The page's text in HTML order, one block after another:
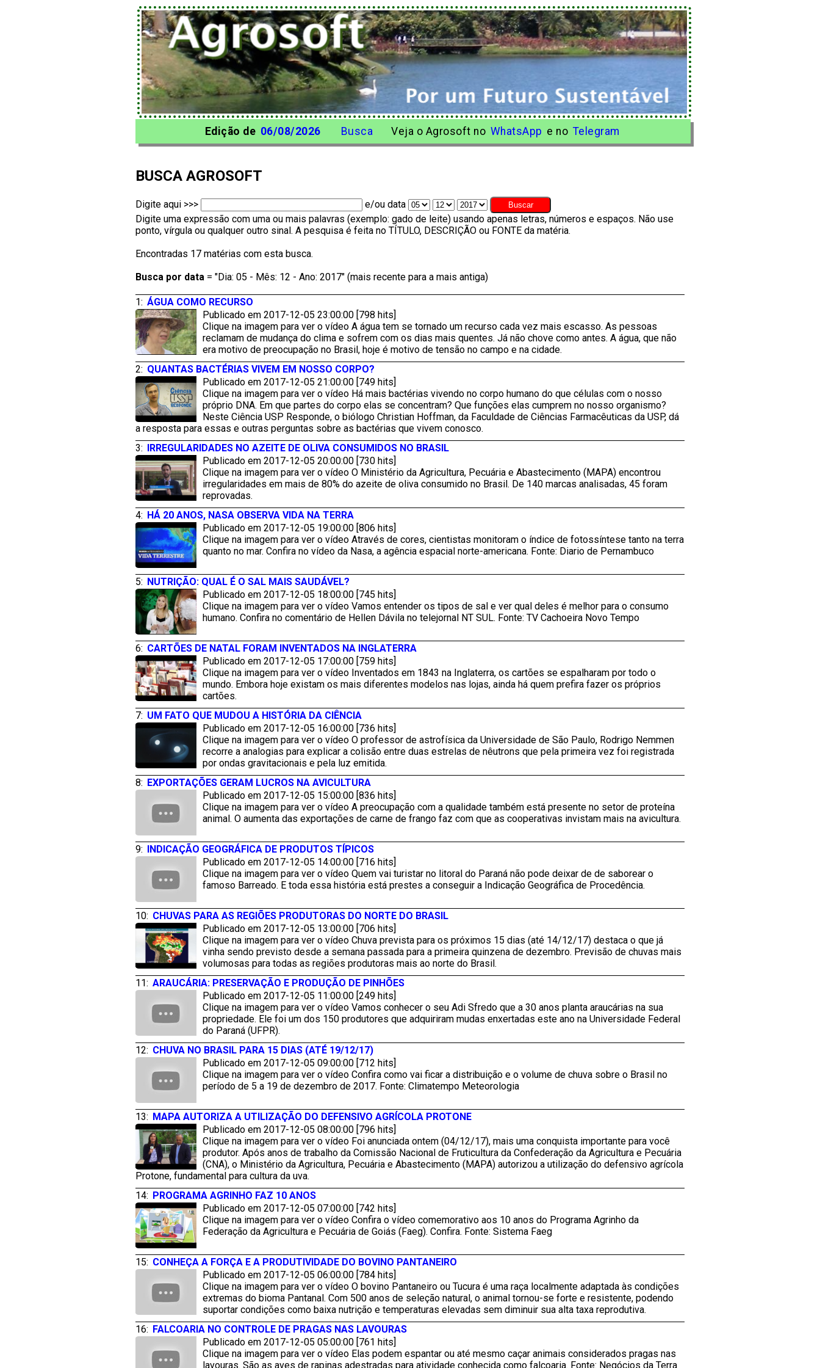
Edição de 06/08/2026 Busca Veja o Agrosoft no WhatsApp e no Telegram
BUSCA AGROSOFT
Digite aqui >>>
e/ou data
Digite uma expressão com uma ou mais palavras (exemplo: gado de leite) usando apenas letras, números e espaços. Não use
ponto, vírgula ou qualquer outro sinal. A pesquisa é feita no TÍTULO, DESCRIÇÃO ou FONTE da matéria.
Encontradas 17 matérias com esta busca.
Busca por data = "Dia: 05 - Mês: 12 - Ano: 2017" (mais recente para a mais antiga)
1: ÁGUA COMO RECURSO
Publicado em 2017-12-05 23:00:00 [798 hits]
Clique na imagem para ver o vídeo A água tem se tornado um recurso cada vez mais escasso. As pessoas
reclamam de mudança do clima e sofrem com os dias mais quentes. Já não chove como antes. A água, que não
era motivo de preocupação no Brasil, hoje é motivo de tensão no campo e na cidade.
2: QUANTAS BACTÉRIAS VIVEM EM NOSSO CORPO?
Publicado em 2017-12-05 21:00:00 [749 hits]
Clique na imagem para ver o vídeo Há mais bactérias vivendo no corpo humano do que células com o nosso
próprio DNA. Em que partes do corpo elas se concentram? Que funções elas cumprem no nosso organismo?
Neste Ciência USP Responde, o biólogo Christian Hoffman, da Faculdade de Ciências Farmacêuticas da USP, dá
a resposta para essas e outras perguntas sobre as bactérias que vivem conosco.
3: IRREGULARIDADES NO AZEITE DE OLIVA CONSUMIDOS NO BRASIL
Publicado em 2017-12-05 20:00:00 [730 hits]
Clique na imagem para ver o vídeo O Ministério da Agricultura, Pecuária e Abastecimento (MAPA) encontrou
irregularidades em mais de 80% do azeite de oliva consumido no Brasil. De 140 marcas analisadas, 45 foram
reprovadas.
4: HÁ 20 ANOS, NASA OBSERVA VIDA NA TERRA
Publicado em 2017-12-05 19:00:00 [806 hits]
Clique na imagem para ver o vídeo Através de cores, cientistas monitoram o índice de fotossíntese tanto na terra
quanto no mar. Confira no vídeo da Nasa, a agência espacial norte-americana. Fonte: Diario de Pernambuco
5: NUTRIÇÃO: QUAL É O SAL MAIS SAUDÁVEL?
Publicado em 2017-12-05 18:00:00 [745 hits]
Clique na imagem para ver o vídeo Vamos entender os tipos de sal e ver qual deles é melhor para o consumo
humano. Confira no comentário de Hellen Dávila no telejornal NT SUL. Fonte: TV Cachoeira Novo Tempo
6: CARTÕES DE NATAL FORAM INVENTADOS NA INGLATERRA
Publicado em 2017-12-05 17:00:00 [759 hits]
Clique na imagem para ver o vídeo Inventados em 1843 na Inglaterra, os cartões se espalharam por todo o
mundo. Embora hoje existam os mais diferentes modelos nas lojas, ainda há quem prefira fazer os próprios
cartões.
7: UM FATO QUE MUDOU A HISTÓRIA DA CIÊNCIA
Publicado em 2017-12-05 16:00:00 [736 hits]
Clique na imagem para ver o vídeo O professor de astrofísica da Universidade de São Paulo, Rodrigo Nemmen
recorre a analogias para explicar a colisão entre duas estrelas de nêutrons que pela primeira vez foi registrada
por ondas gravitacionais e pela luz emitida.
8: EXPORTAÇÕES GERAM LUCROS NA AVICULTURA
Publicado em 2017-12-05 15:00:00 [836 hits]
Clique na imagem para ver o vídeo A preocupação com a qualidade também está presente no setor de proteína
animal. O aumenta das exportações de carne de frango faz com que as cooperativas invistam mais na avicultura.
9: INDICAÇÃO GEOGRÁFICA DE PRODUTOS TÍPICOS
Publicado em 2017-12-05 14:00:00 [716 hits]
Clique na imagem para ver o vídeo Quem vai turistar no litoral do Paraná não pode deixar de de saborear o
famoso Barreado. E toda essa história está prestes a conseguir a Indicação Geográfica de Procedência.
10: CHUVAS PARA AS REGIÕES PRODUTORAS DO NORTE DO BRASIL
Publicado em 2017-12-05 13:00:00 [706 hits]
Clique na imagem para ver o vídeo Chuva prevista para os próximos 15 dias (até 14/12/17) destaca o que já
vinha sendo previsto desde a semana passada para a primeira quinzena de dezembro. Previsão de chuvas mais
volumosas para todas as regiões produtoras mais ao norte do Brasil.
11: ARAUCÁRIA: PRESERVAÇÃO E PRODUÇÃO DE PINHÕES
Publicado em 2017-12-05 11:00:00 [249 hits]
Clique na imagem para ver o vídeo Vamos conhecer o seu Adi Sfredo que a 30 anos planta araucárias na sua
propriedade. Ele foi um dos 150 produtores que adquiriram mudas enxertadas este ano na Universidade Federal
do Paraná (UFPR).
12: CHUVA NO BRASIL PARA 15 DIAS (ATÉ 19/12/17)
Publicado em 2017-12-05 09:00:00 [712 hits]
Clique na imagem para ver o vídeo Confira como vai ficar a distribuição e o volume de chuva sobre o Brasil no
período de 5 a 19 de dezembro de 2017. Fonte: Climatempo Meteorologia
13: MAPA AUTORIZA A UTILIZAÇÃO DO DEFENSIVO AGRÍCOLA PROTONE
Publicado em 2017-12-05 08:00:00 [796 hits]
Clique na imagem para ver o vídeo Foi anunciada ontem (04/12/17), mais uma conquista importante para você
produtor. Após anos de trabalho da Comissão Nacional de Fruticultura da Confederação da Agricultura e Pecuária
(CNA), o Ministério da Agricultura, Pecuária e Abastecimento (MAPA) autorizou a utilização do defensivo agrícola
Protone, fundamental para cultura da uva.
14: PROGRAMA AGRINHO FAZ 10 ANOS
Publicado em 2017-12-05 07:00:00 [742 hits]
Clique na imagem para ver o vídeo Confira o vídeo comemorativo aos 10 anos do Programa Agrinho da
Federação da Agricultura e Pecuária de Goiás (Faeg). Confira. Fonte: Sistema Faeg
15: CONHEÇA A FORÇA E A PRODUTIVIDADE DO BOVINO PANTANEIRO
Publicado em 2017-12-05 06:00:00 [784 hits]
Clique na imagem para ver o vídeo O bovino Pantaneiro ou Tucura é uma raça localmente adaptada às condições
extremas do bioma Pantanal. Com 500 anos de seleção natural, o animal tornou-se forte e resistente, podendo
suportar condições como baixa nutrição e temperaturas elevadas sem diminuir sua alta taxa reprodutiva.
16: FALCOARIA NO CONTROLE DE PRAGAS NAS LAVOURAS
Publicado em 2017-12-05 05:00:00 [761 hits]
Clique na imagem para ver o vídeo Elas podem espantar ou até mesmo caçar animais considerados pragas nas
lavouras. São as aves de rapinas adestradas para atividade conhecida como falcoaria. Fonte: Negócios da Terra